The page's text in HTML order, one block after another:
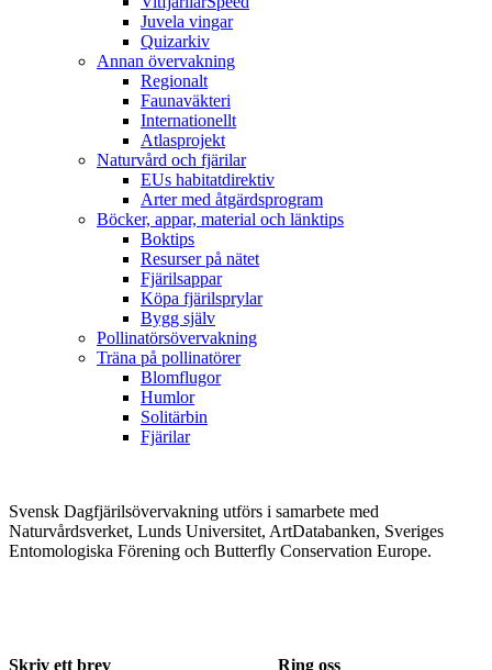
Juvela vingar
Quizarkiv
Annan övervakning
Regionalt
Faunaväkteri
Internationellt
Atlasprojekt
Naturvård och fjärilar
EUs habitatdirektiv
Arter med åtgärdsprogram
Böcker, appar, material och länktips
Boktips
Resurser på nätet
Fjärilsappar
Köpa fjärilsprylar
Bygg själv
Pollinatörsövervakning
Träna på pollinatörer
Blomflugor
Humlor
Solitärbin
Fjärilar
Svensk Dagfjärilsövervakning utförs i samarbete med
Naturvårdsverket, Lunds Universitet, ArtDatabanken, Sveriges
Entomologiska Förening och Butterfly Conservation Europe.
Skriv ett brev Ring oss